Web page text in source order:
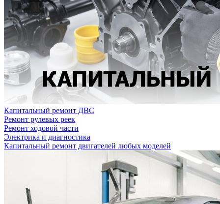
Капитальный ремонт ДВС
Ремонт рулевых реек
Ремонт ходовой части
Электрика и диагностика
Капитальный ремонт двигателей любых моделей